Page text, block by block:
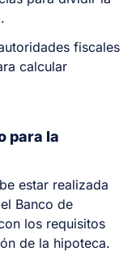
fiscales
calcular
para la
estar realizada
Banco de
los requisitos
de la hipoteca.